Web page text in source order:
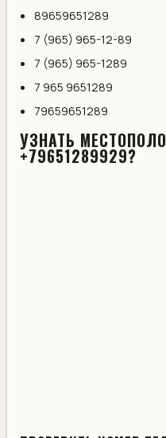
89659651289
7 (965) 965-12-89
7 (965) 965-1289
7 965 9651289
79659651289
УЗНАТЬ
+79651289929?